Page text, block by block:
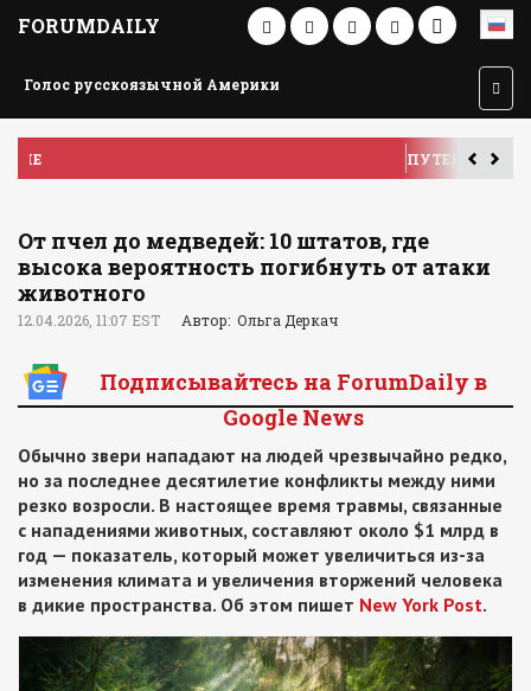
FORUMDAILY
Голос русскоязычной Америки
ПУТЕШЕСТВИЕ ПО АМЕРИКЕ
От пчел до медведей: 10 штатов, где
высока вероятность погибнуть от атаки
животного
12.04.2026, 11:07 EST Автор: Ольга Деркач
Подписывайтесь на ForumDaily в
Google News
Обычно звери нападают на людей чрезвычайно редко,
но за последнее десятилетие конфликты между ними
резко возросли. В настоящее время травмы, связанные
с нападениями животных, составляют около $1 млрд в
год — показатель, который может увеличиться из-за
изменения климата и увеличения вторжений человека
в дикие пространства. Об этом пишет New York Post.